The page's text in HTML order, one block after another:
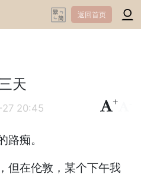
返回首页
天
20:45
+
路痴。
但在伦敦，某个下午我